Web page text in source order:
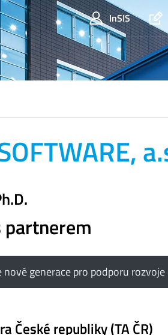
InSIS
nové generace pro podporu
České republiky (TA ČR)